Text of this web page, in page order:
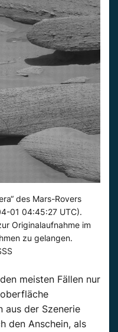
des Mars-Rovers
01 04:45:27 UTC).
Originalaufnahme im
zu gelangen.
meisten Fällen nur
aus der Szenerie
den Anschein, als